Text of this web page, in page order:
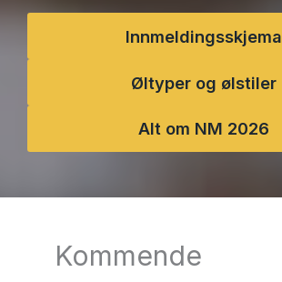
Innmeldingsskjema
Øltyper og ølstiler
Alt om NM 2026
Kommende